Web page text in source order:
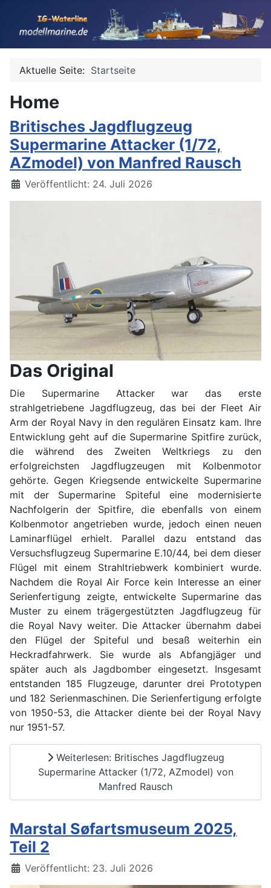
Aktuelle Seite: Startseite
Home
Britisches Jagdflugzeug
Supermarine Attacker (1/72,
AZmodel) von Manfred Rausch
Details
Veröffentlicht: 24. Juli 2026
Das Original
Die Supermarine Attacker war das erste
strahlgetriebene Jagdflugzeug, das bei der Fleet Air
Arm der Royal Navy in den regulären Einsatz kam. Ihre
Entwicklung geht auf die Supermarine Spitfire zurück,
die während des Zweiten Weltkriegs zu den
erfolgreichsten Jagdflugzeugen mit Kolbenmotor
gehörte. Gegen Kriegsende entwickelte Supermarine
mit der Supermarine Spiteful eine modernisierte
Nachfolgerin der Spitfire, die ebenfalls von einem
Kolbenmotor angetrieben wurde, jedoch einen neuen
Laminarflügel erhielt. Parallel dazu entstand das
Versuchsflugzeug Supermarine E.10/44, bei dem dieser
Flügel mit einem Strahltriebwerk kombiniert wurde.
Nachdem die Royal Air Force kein Interesse an einer
Serienfertigung zeigte, entwickelte Supermarine das
Muster zu einem trägergestützten Jagdflugzeug für
die Royal Navy weiter. Die Attacker übernahm dabei
den Flügel der Spiteful und besaß weiterhin ein
Heckradfahrwerk. Sie wurde als Abfangjäger und
später auch als Jagdbomber eingesetzt. Insgesamt
entstanden 185 Flugzeuge, darunter drei Prototypen
und 182 Serienmaschinen. Die Serienfertigung erfolgte
von 1950-53, die Attacker diente bei der Royal Navy
nur 1951-57.
Weiterlesen: Britisches Jagdflugzeug
Supermarine Attacker (1/72, AZmodel) von
Manfred Rausch
Marstal Søfartsmuseum 2025,
Teil 2
Details
Veröffentlicht: 23. Juli 2026